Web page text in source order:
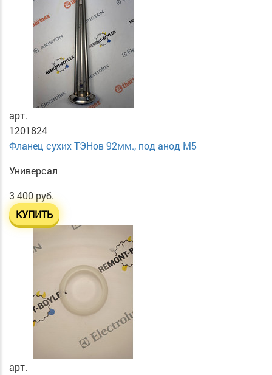
арт.
1201824
Фланец сухих ТЭНов 92мм., под анод М5
Универсал
3 400 руб.
КУПИТЬ
арт.